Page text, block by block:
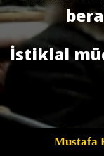
İstiklal
Mustafa